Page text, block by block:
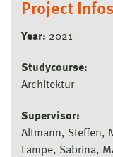
Project Infos
Year: 2021
Studycourse:
Architektur
Supervisor:
Altmann, Steffen,
Lampe, Sabrina,